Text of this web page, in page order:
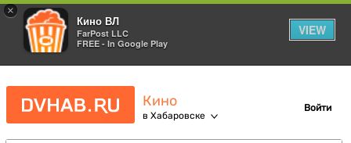
×
Кино ВЛ
FarPost LLC
FREE - In Google Play
VIEW
Кино
в Хабаровске
Войти